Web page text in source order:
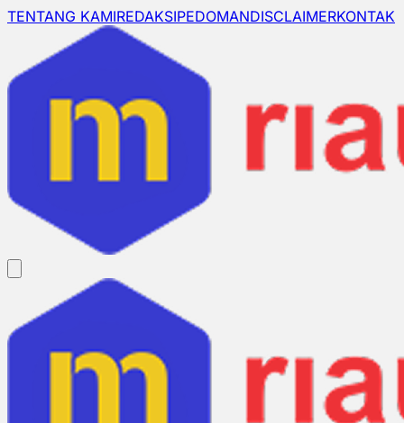
TENTANG KAMIREDAKSIPEDOMANDISCLAIMERKONTAK